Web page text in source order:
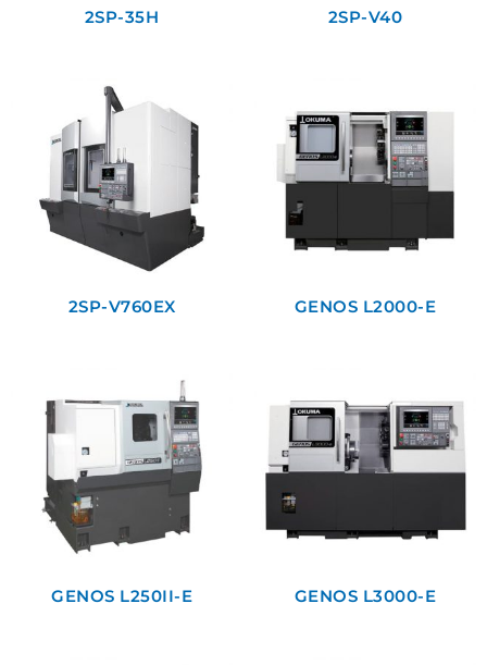
2SP-35H 2SP-V40
2SP-V760EX GENOS L2000-E
GENOS L250II-E GENOS L3000-E